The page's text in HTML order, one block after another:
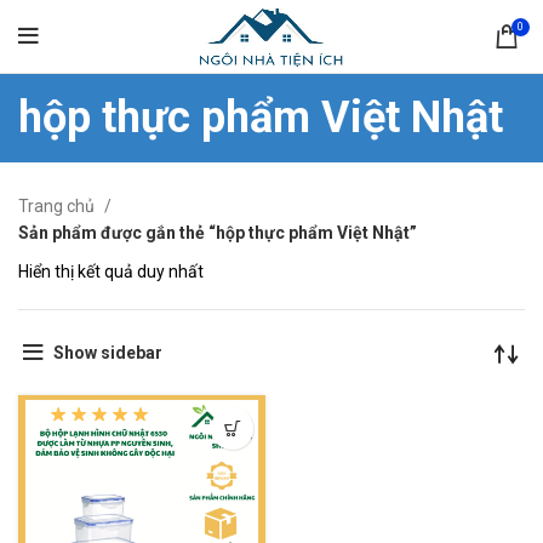
0
hộp thực phẩm Việt Nhật
Trang chủ
Sản phẩm được gắn thẻ “hộp thực phẩm Việt Nhật”
Hiển thị kết quả duy nhất
Show sidebar